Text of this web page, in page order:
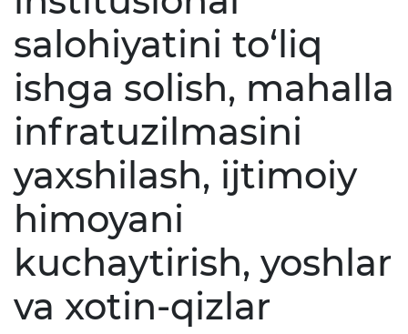
salohiyatini to‘liq
ishga solish, mahalla
infratuzilmasini
yaxshilash, ijtimoiy
himoyani
kuchaytirish, yoshlar
va xotin-qizlar